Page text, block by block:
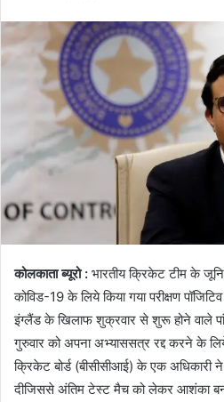
कोलकाता ब्यूरो: भारतीय क्रिकेट टीम के
कोविड-19के लिये किया गया परीक्षण पॉजिटिव
इंग्लैंड के खिलाफ शुक्रवार से शुरू होने वाले
गुरुवार को अपना अभ्याससत्र रद्द करने के
क्रिकेट बोर्ड(बीसीसीआई)के एक अधिकारी ने
दीजिससे अंतिम टेस्ट मैच को लेकर आशंका